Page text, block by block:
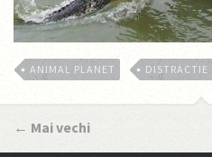
ANIMAL PLANET DISTRACTIE
← Mai vechi